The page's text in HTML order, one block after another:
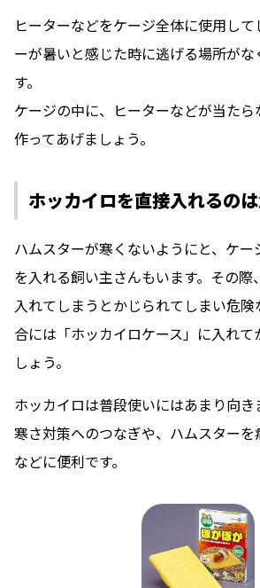
ヒーターなどをケージ全体に使用し
ーが暑いと感じた時に逃げる場所がな
す。
ケージの中に、ヒーターなどが当た
作ってあげましょう。
ホッカイロを直接入れるの
ハムスターが寒くないようにと、ケー
を入れる飼い主さんもいます。その際
入れてしまうとかじられてしまい危
合には「ホッカイロケース」に入れて
しょう。
ホッカイロは普段使いにはあまり向
寒さ対策へのつなぎや、ハムスター
などに便利です。